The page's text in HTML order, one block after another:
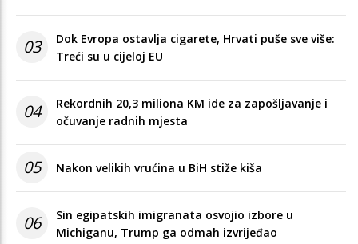
03
Dok Evropa ostavlja cigarete, Hrvati puše sve više:
Treći su u cijeloj EU
04
Rekordnih 20,3 miliona KM ide za zapošljavanje i
očuvanje radnih mjesta
05 Nakon velikih vrućina u BiH stiže kiša
06
Sin egipatskih imigranata osvojio izbore u
Michiganu, Trump ga odmah izvrijeđao